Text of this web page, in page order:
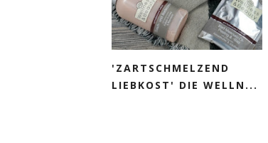
'ZARTSCHMELZEND
LIEBKOST' DIE WELLN...